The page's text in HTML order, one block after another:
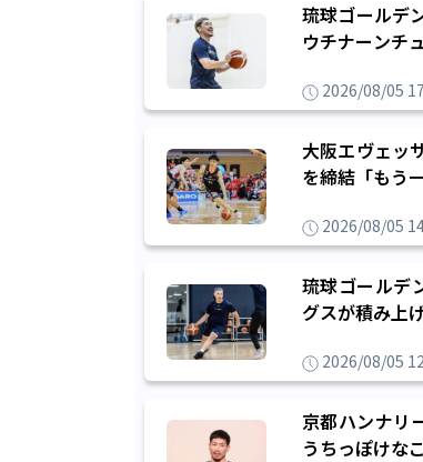
琉球ゴールデ
ウチナーンチ
2026/08/05
大阪エヴェッ
を締結「もう
2026/08/05
琉球ゴールデ
グスが積み上
2026/08/05
京都ハンナリ
うちっぽけな